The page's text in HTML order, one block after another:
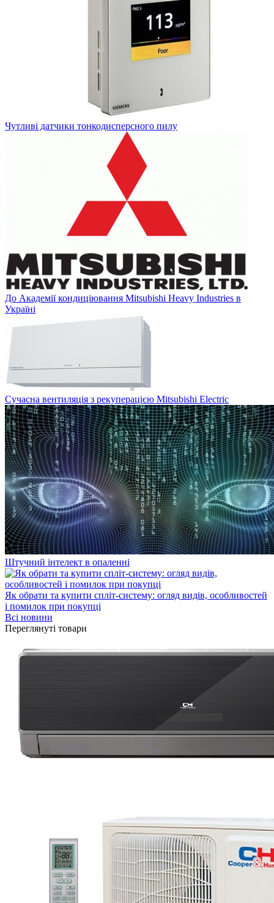
Чутливі датчики тонкодисперсного пилу
До Академії кондиціювання Mitsubishi Heavy Industries в
Україні
Сучасна вентиляція з рекуперацією Mitsubishi Electric
Штучний інтелект в опаленні
Як обрати та купити спліт-систему: огляд видів, особливостей
і помилок при покупці
Всі новини
Переглянуті товари